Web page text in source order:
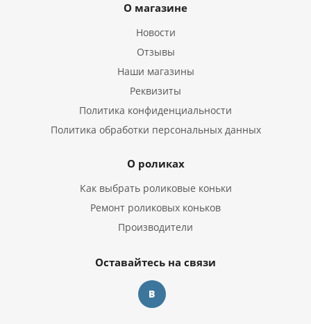
О магазине
Новости
Отзывы
Наши магазины
Реквизиты
Политика конфиденциальности
Политика обработки персональных данных
О роликах
Как выбрать роликовые коньки
Ремонт роликовых коньков
Производители
Оставайтесь на связи